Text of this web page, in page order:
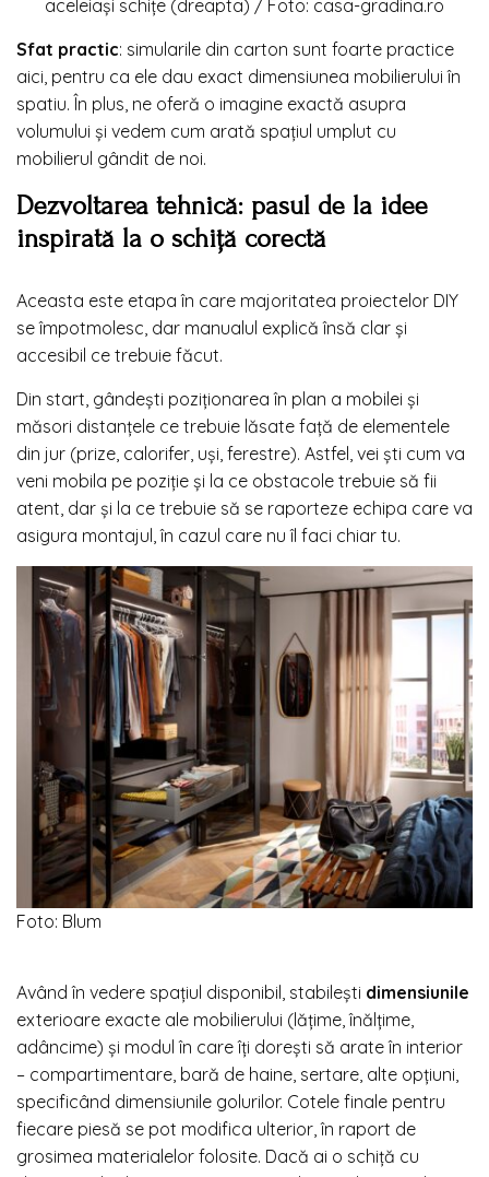
aceleiași schițe (dreapta) / Foto: casa-gradina.ro
Sfat practic: simularile din carton sunt foarte practice
aici, pentru ca ele dau exact dimensiunea mobilierului în
spatiu. În plus, ne oferă o imagine exactă asupra
volumului și vedem cum arată spațiul umplut cu
mobilierul gândit de noi.
Dezvoltarea tehnică: pasul de la idee
inspirată la o schiță corectă
Aceasta este etapa în care majoritatea proiectelor DIY
se împotmolesc, dar manualul explică însă clar și
accesibil ce trebuie făcut.
Din start, gândești poziționarea în plan a mobilei și
măsori distanțele ce trebuie lăsate față de elementele
din jur (prize, calorifer, uși, ferestre). Astfel, vei ști cum va
veni mobila pe poziție și la ce obstacole trebuie să fii
atent, dar și la ce trebuie să se raporteze echipa care va
asigura montajul, în cazul care nu îl faci chiar tu.
Foto: Blum
Având în vedere spațiul disponibil, stabilești dimensiunile
exterioare exacte ale mobilierului (lățime, înălțime,
adâncime) și modul în care îți dorești să arate în interior
– compartimentare, bară de haine, sertare, alte opțiuni,
specificând dimensiunile golurilor. Cotele finale pentru
fiecare piesă se pot modifica ulterior, în raport de
grosimea materialelor folosite. Dacă ai o schiță cu